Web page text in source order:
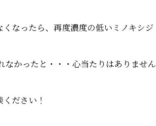
なったら、再度濃度の低いミノキシジ
かったと・・・心当たりはありません
ださい！